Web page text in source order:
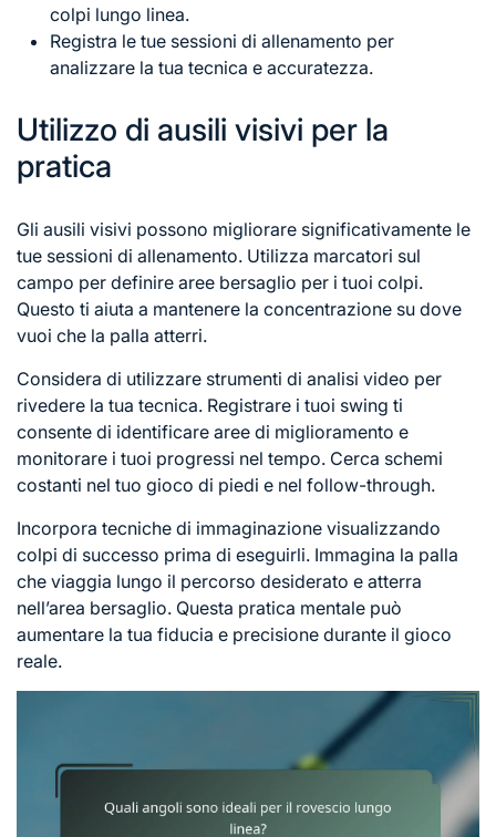
colpi lungo linea.
Registra le tue sessioni di allenamento per
analizzare la tua tecnica e accuratezza.
Utilizzo di ausili visivi per la
pratica
Gli ausili visivi possono migliorare significativamente le
tue sessioni di allenamento. Utilizza marcatori sul
campo per definire aree bersaglio per i tuoi colpi.
Questo ti aiuta a mantenere la concentrazione su dove
vuoi che la palla atterri.
Considera di utilizzare strumenti di analisi video per
rivedere la tua tecnica. Registrare i tuoi swing ti
consente di identificare aree di miglioramento e
monitorare i tuoi progressi nel tempo. Cerca schemi
costanti nel tuo gioco di piedi e nel follow-through.
Incorpora tecniche di immaginazione visualizzando
colpi di successo prima di eseguirli. Immagina la palla
che viaggia lungo il percorso desiderato e atterra
nell’area bersaglio. Questa pratica mentale può
aumentare la tua fiducia e precisione durante il gioco
reale.